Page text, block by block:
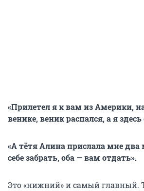
«Прилетел я к вам из Америки,
венике, веник распался, а я здесь
«А тётя Алина прислала мне
себе забрать, оба — вам отдать».
Это «нижний» и самый главный.